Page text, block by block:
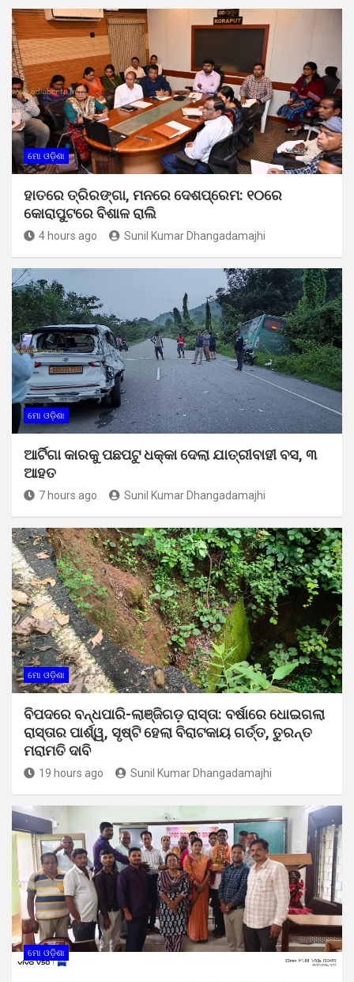
ମୋ ଓଡ଼ିଶା
ହାତରେ ତ୍ରିରଙ୍ଗା, ମନରେ ଦେଶପ୍ରେମ: ୧୦ରେ
କୋରାପୁଟରେ ବିଶାଳ ରାଲି
4 hours ago Sunil Kumar Dhangadamajhi
ମୋ ଓଡ଼ିଶା
ଆର୍ଟିଗା କାରକୁ ପଛପଟୁ ଧକ୍କା ଦେଲା ଯାତ୍ରୀବାହୀ ବସ, ୩
ଆହତ
7 hours ago Sunil Kumar Dhangadamajhi
ମୋ ଓଡ଼ିଶା
ବିପଦରେ ବନ୍ଧପାରି-ଲାଞ୍ଜିଗଡ଼ ରାସ୍ତା: ବର୍ଷାରେ ଧୋଇଗଲା
ରାସ୍ତାର ପାର୍ଶ୍ୱ, ସୃଷ୍ଟି ହେଲା ବିରାଟକାୟ ଗର୍ତ୍ତ, ତୁରନ୍ତ
ମରାମତି ଦାବି
19 hours ago Sunil Kumar Dhangadamajhi
ମୋ ଓଡ଼ିଶା